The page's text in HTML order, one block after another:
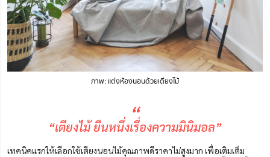
ภาพ: แต่งห้องนอนด้วยเตียงไม้
“
“เตียงไม้ ยืนหนึ่งเรื่องความมินิมอล”
เทคนิคแรกให้เลือกใช้เตียงนอนไม้คุณภาพดีราคาไม่สูงมาก เพื่อเติมเต็ม